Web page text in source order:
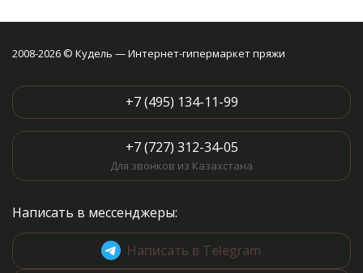
2008-2026 © Кудель — Интернет-гипермаркет пряжи
+7 (495) 134-11-99
+7 (727) 312-34-05
Для звонков из Казахстана
Написать в мессенджеры:
Написать в Telegram